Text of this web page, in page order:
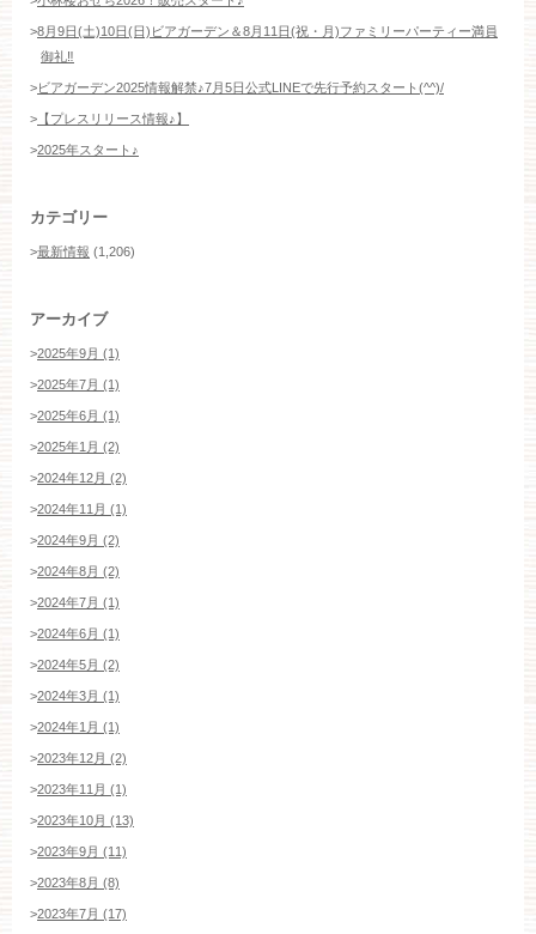
>8月9日(土)10日(日)ビアガーデン＆8月11日(祝・月)ファミリーパーティー満員
御礼‼️
>ビアガーデン2025情報解禁♪7月5日公式LINEで先行予約スタート(^^)/
> 【プレスリリース情報♪】
>2025年スタート♪
カテゴリー
>最新情報 (1,206)
アーカイブ
>2025年9月 (1)
>2025年7月 (1)
>2025年6月 (1)
>2025年1月 (2)
>2024年12月 (2)
>2024年11月 (1)
>2024年9月 (2)
>2024年8月 (2)
>2024年7月 (1)
>2024年6月 (1)
>2024年5月 (2)
>2024年3月 (1)
>2024年1月 (1)
>2023年12月 (2)
>2023年11月 (1)
>2023年10月 (13)
>2023年9月 (11)
>2023年8月 (8)
>2023年7月 (17)